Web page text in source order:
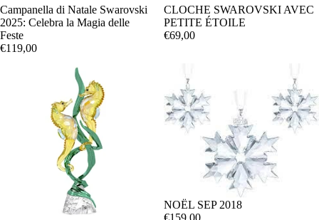
Campanella di Natale Swarovski
2025: Celebra la Magia delle
Feste
€119,00
CLOCHE SWAROVSKI AVEC
PETITE ÉTOILE
€69,00
NOËL SEP 2018